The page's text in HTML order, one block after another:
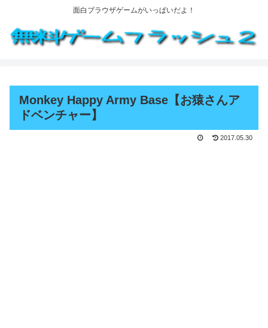
面白ブラウザゲームがいっぱいだよ！
Monkey Happy Army Base【お猿さんア
ドベンチャー】
2017.05.30